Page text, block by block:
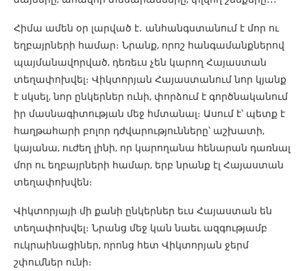
Հիմա ամեն օր լարված է․ անհանգստանում է մոր ու
եղբայրների համար։ Նրանք, որոշ հանգամանքներով
պայմանավորված, դեռեւս չեն կարող Հայաստան
տեղափոխվել։ Վիկտորյան Հայաստանում նոր կյանք
է սկսել, նոր ընկերներ ունի, փորձում է գործնականում
իր մասնագիտության մեջ հմտանալ։ Ասում է՝ պետք է
հաղթահարի բոլոր դժվարությունները՝ աշխատի,
կայանա, ուժեղ լինի, որ կարողանա հենարան դառնալ
մոր ու եղբայրների համար, երբ նրանք էլ Հայաստան
տեղափոխվեն։
Վիկտորյայի մի քանի ընկերներ եւս Հայաստան են
տեղափոխվել։ Նրանց մեջ կան նաեւ ազգությամբ
ուկրաինացիներ, որոնց հետ Վիկտորյան ջերմ
շփումներ ունի։